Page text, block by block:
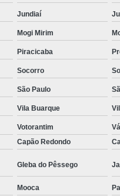
Jundiaí
Mogi Mirim
Piracicaba
Socorro
São Paulo
Vila Buarque
Votorantim
Capão Redondo
Gleba do Pêssego
Mooca